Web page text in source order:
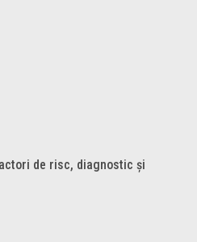
de risc, diagnostic și